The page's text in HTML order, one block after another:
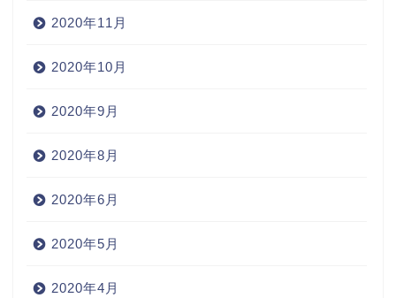
2020年11月
2020年10月
2020年9月
2020年8月
2020年6月
2020年5月
2020年4月